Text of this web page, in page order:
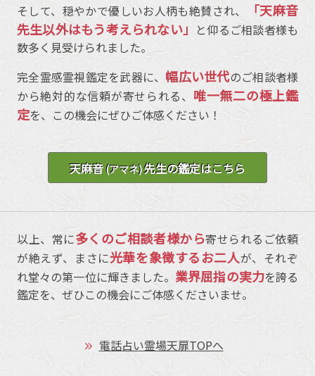
そして、穏やかで優しいお人柄も絶賛され、
「天麻音
先生以外はもう考えられない」 と仰るご相談者様も
数多く見受けられました。
完全霊感霊視鑑定を武器に、 幅広い世代のご相談者様
から絶対的な信頼が寄せられる、 唯一無二の極上鑑
定を、この機会にぜひご体感ください！
天麻音(アマネ)先生の鑑定はこちら
以上、常に多くのご相談者様から寄せられるご依頼
が絶えず、まさに光華を象徴するお二人が、それぞ
れ堂々の第一位に輝きました。業界屈指の実力を誇る
鑑定を、ぜひこの機会にご体感くださいませ。
電話占い霊場天扉TOPへ